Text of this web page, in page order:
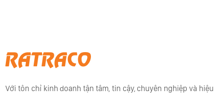
Với tôn chỉ kinh doanh tận tâm, tin cậy, chuyên nghiệp và hiệu